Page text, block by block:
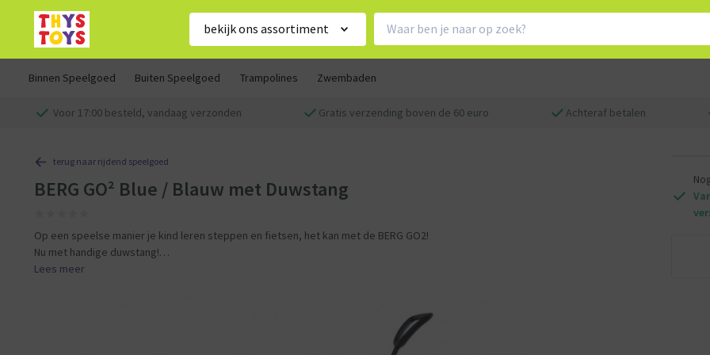
bekijk ons assortiment
Binnen Speelgoed Buiten Speelgoed Trampolines Zwembaden
Voor 17:00 besteld, vandaag verzonden Gratis verzending boven de 60 euro Achteraf betalen
terug naar rijdend speelgoed
BERG GO² Blue / Blauw met Duwstang
Op een speelse manier je kind leren steppen en fietsen, het kan met de BERG GO2!
Nu met handige duwstang!
De volgende stap is het eenvoudig uitklappen van de pedalen. Je kind kan gaan oefenen met de voetjes op deze pedalen
om zo te leren skelteren. Met het steppen en skelteren, zijn de eerste stappen in de ontwikkeling van je kind gemaakt!
Lees meer